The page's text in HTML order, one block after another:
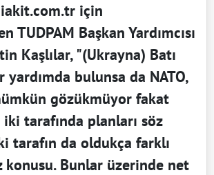
için
TUDPAM Başkan Yardımcısı
Kaşlılar, "(Ukrayna) Batı
yardımda bulunsa da NATO,
gözükmüyor fakat
tarafında planları söz
tarafın da oldukça farklı
konusu. Bunlar üzerinde net